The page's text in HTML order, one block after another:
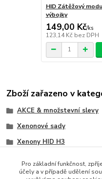
HID Zátěžový
výbojky
149,00 Kč/ks
123,14 Kč bez DPH
Zboží zařazeno v
AKCE & množstevní slevy
Xenonové sady
Xenony HID H3
Xenony SLIM
Pro základní funkčnost,
účely a v případě udělení